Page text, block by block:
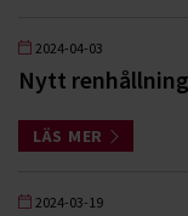
2024-04-03
Nytt
LÄS MER
2024-03-19